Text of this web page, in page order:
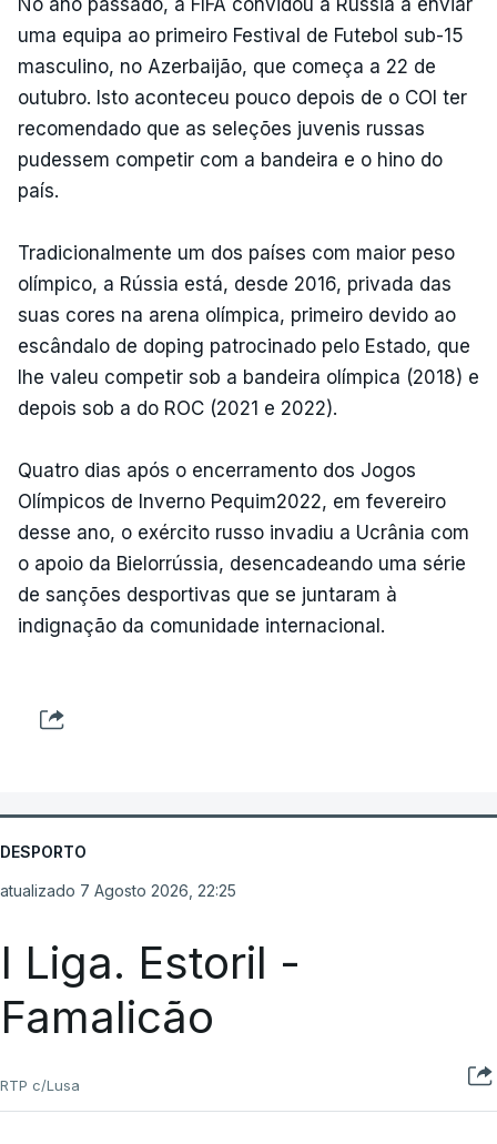
uma equipa ao primeiro Festival de Futebol sub-15
masculino, no Azerbaijão, que começa a 22 de
outubro. Isto aconteceu pouco depois de o COI ter
recomendado que as seleções juvenis russas
pudessem competir com a bandeira e o hino do
país.
Tradicionalmente um dos países com maior peso
olímpico, a Rússia está, desde 2016, privada das
suas cores na arena olímpica, primeiro devido ao
escândalo de doping patrocinado pelo Estado, que
lhe valeu competir sob a bandeira olímpica (2018) e
depois sob a do ROC (2021 e 2022).
Quatro dias após o encerramento dos Jogos
Olímpicos de Inverno Pequim2022, em fevereiro
desse ano, o exército russo invadiu a Ucrânia com
o apoio da Bielorrússia, desencadeando uma série
de sanções desportivas que se juntaram à
indignação da comunidade internacional.
DESPORTO
atualizado 7 Agosto 2026, 22:25
I Liga. Estoril -
Famalicão
RTP c/Lusa